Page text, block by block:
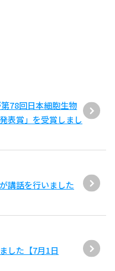
78回日本細胞生物
表賞」を受賞しまし
講話を行いました
した【7月1日